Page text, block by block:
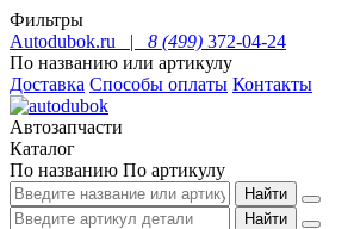
Фильтры
Autodubok.ru |
8 (499) 372-04-24
По названию или артикулу
Доставка Способы оплаты Контакты
Автозапчасти
Каталог
По названию По артикулу
Найти
Найти